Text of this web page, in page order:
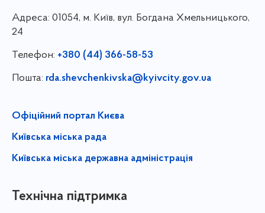
Адреса: 01054, м. Київ, вул. Богдана Хмельницького,
24
Телефон: +380 (44) 366-58-53
Пошта: rda.shevchenkivska@kyivcity.gov.ua
Офіційний портал Києва
Київська міська рада
Київська міська державна адміністрація
Технічна підтримка